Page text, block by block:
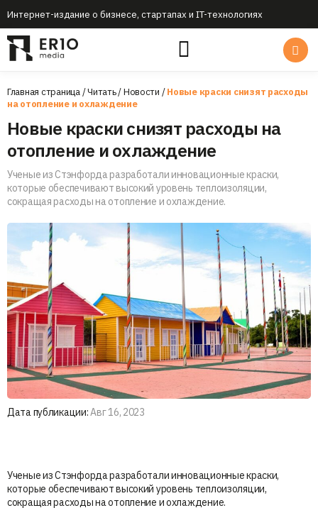
Интернет-издание о бизнесе, стартапах и IT-технологиях
Главная страница/Читать/Новости /Новые краски снизят расходы
на отопление и охлаждение
Новые краски снизят расходы на
отопление и охлаждение
Ученые из Стэнфорда разработали инновационные краски,
которые обеспечивают высокий уровень теплоизоляции,
сокращая расходы на отопление и охлаждение.
Дата публикации:Авг 16, 2023
Ученые из Стэнфорда разработали инновационные краски,
которые обеспечивают высокий уровень теплоизоляции,
сокращая расходы на отопление и охлаждение.